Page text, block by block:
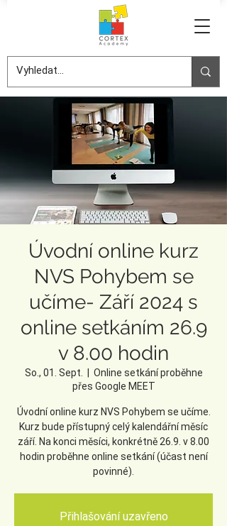
Úvodní online kurz
NVS Pohybem se
učíme- Září 2024 s
online setkáním 26.9
v 8.00 hodin
So., 01. Sept.
Online setkání proběhne
přes Google MEET
Úvodní online kurz NVS Pohybem se učíme.
Kurz bude přístupný celý kalendářní měsíc
září. Na konci měsíci, konkrétně 26.9. v 8.00
hodin proběhne online setkání (účast není
povinné).
Přihlašování uzavřeno